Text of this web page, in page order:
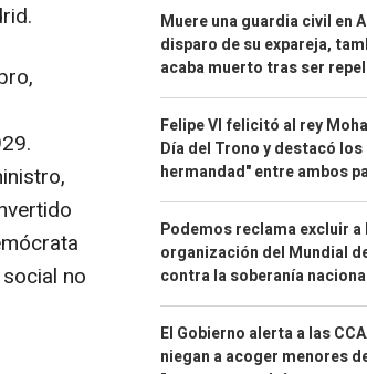
no
Muere una guardia civil en
disparo de su expareja,
acaba muerto tras ser
Felipe VI felicitó al rey
Día del Trono y destacó
hermandad" entre ambos
Podemos reclama excluir
organización del Mundial
contra la soberanía
El Gobierno alerta a las
niegan a acoger menores